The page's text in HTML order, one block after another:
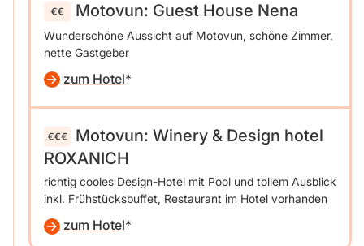
Motovun: Guest House Nena
Wunderschöne Aussicht auf Motovun, schöne Zimmer,
nette Gastgeber
zum Hotel
Motovun: Winery & Design hotel
ROXANICH
richtig cooles Design-Hotel mit Pool und tollem Ausblick
inkl. Frühstücksbuffet, Restaurant im Hotel vorhanden
zum Hotel